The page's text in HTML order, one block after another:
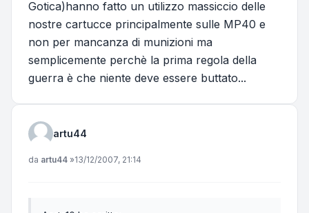
Gotica)hanno fatto un utilizzo massiccio delle
nostre cartucce principalmente sulle MP40 e
non per mancanza di munizioni ma
semplicemente perchè la prima regola della
guerra è che niente deve essere buttato...
artu44
Messaggio
da artu44 »13/12/2007, 21:14